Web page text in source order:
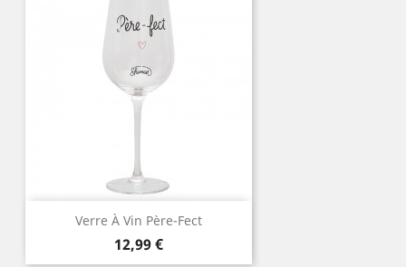
Verre À Vin Père-Fect
Prix
12,99 €